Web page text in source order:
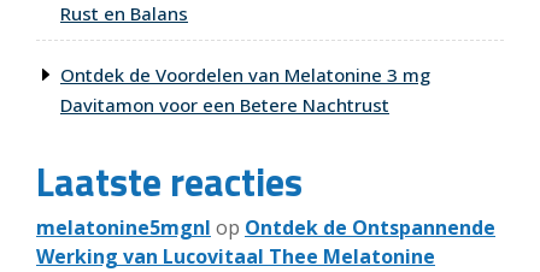
Rust en Balans
Ontdek de Voordelen van Melatonine 3 mg
Davitamon voor een Betere Nachtrust
Laatste reacties
melatonine5mgnl op Ontdek de Ontspannende
Werking van Lucovitaal Thee Melatonine